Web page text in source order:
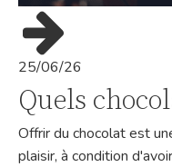
25/06/26
Quels
Offrir du chocolat est
plaisir, à condition